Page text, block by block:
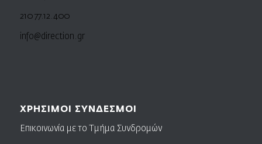
210 77.12.400
info@direction.gr
ΧΡΗΣΙΜΟΙ ΣΥΝΔΕΣΜΟΙ
Επικοινωνία με το Τμήμα Συνδρομών